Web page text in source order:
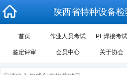
陕西省特种设备
首页 作业人员考试 PE焊接考试
鉴定评审 会员中心 关于协会